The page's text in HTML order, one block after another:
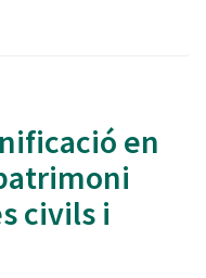
en
civils i